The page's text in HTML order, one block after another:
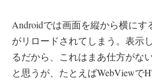
Androidでは画面を縦から横に
がリロードされてしまう。表示
るだから、これはまあ仕方がな
と思うが、たとえばWebViewで